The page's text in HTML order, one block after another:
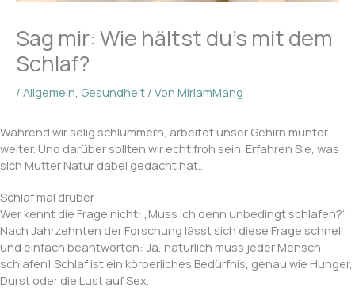
Sag mir: Wie hältst du’s mit dem
Schlaf?
/ Allgemein, Gesundheit / Von MiriamMang
Während wir selig schlummern, arbeitet unser Gehirn munter
weiter. Und darüber sollten wir echt froh sein. Erfahren Sie, was
sich Mutter Natur dabei gedacht hat…
Schlaf mal drüber
Wer kennt die Frage nicht: „Muss ich denn unbedingt schlafen?“
Nach Jahrzehnten der Forschung lässt sich diese Frage schnell
und einfach beantworten: Ja, natürlich muss jeder Mensch
schlafen! Schlaf ist ein körperliches Bedürfnis, genau wie Hunger,
Durst oder die Lust auf Sex.